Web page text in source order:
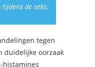
de seks.
tegen
duidelijke oorzaak
histamines